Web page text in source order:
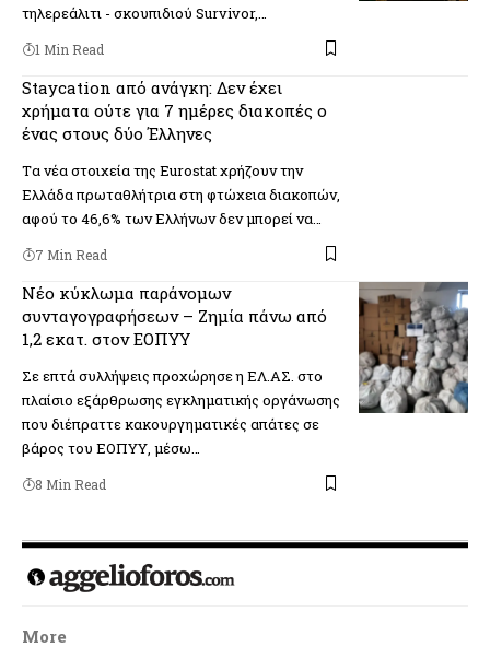
τηλερεάλιτι - σκουπιδιού Survivor,…
1 Min Read
Staycation από ανάγκη: Δεν έχει
χρήματα ούτε για 7 ημέρες διακοπές ο
ένας στους δύο Έλληνες
Tα νέα στοιχεία της Εurostat χρήζουν την
Ελλάδα πρωταθλήτρια στη φτώχεια διακοπών,
αφού το 46,6% των Ελλήνων δεν μπορεί να…
7 Min Read
Νέο κύκλωμα παράνομων
συνταγογραφήσεων – Ζημία πάνω από
1,2 εκατ. στον ΕΟΠΥΥ
Σε επτά συλλήψεις προχώρησε η ΕΛ.ΑΣ. στο
πλαίσιο εξάρθρωσης εγκληματικής οργάνωσης
που διέπραττε κακουργηματικές απάτες σε
βάρος του ΕΟΠΥΥ, μέσω…
8 Min Read
More